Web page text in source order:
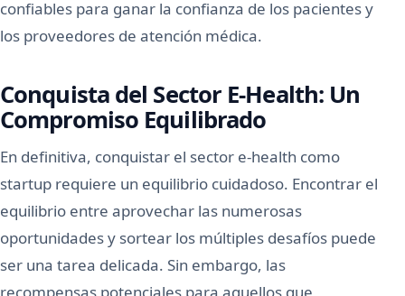
confiables para ganar la confianza de los pacientes y
los proveedores de atención médica.
Conquista del Sector E-Health: Un
Compromiso Equilibrado
En definitiva, conquistar el sector e-health como
startup requiere un equilibrio cuidadoso. Encontrar el
equilibrio entre aprovechar las numerosas
oportunidades y sortear los múltiples desafíos puede
ser una tarea delicada. Sin embargo, las